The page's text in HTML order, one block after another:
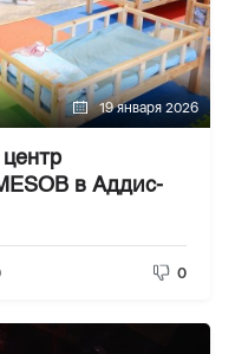
19 января 2026
в Аддис-
0